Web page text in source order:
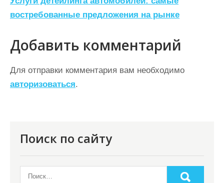
в
и
г
а
ц
и
востребованные предложения на рынке
Добавить комментарий
Для отправки комментария вам необходимо
авторизоваться.
Поиск по сайту